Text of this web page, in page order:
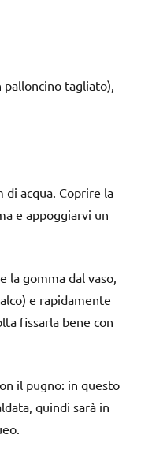
tagliato),
di acqua. Coprire la
e appoggiarvi un
la gomma dal vaso,
e rapidamente
fissarla bene con
il pugno: in questo
quindi sarà in